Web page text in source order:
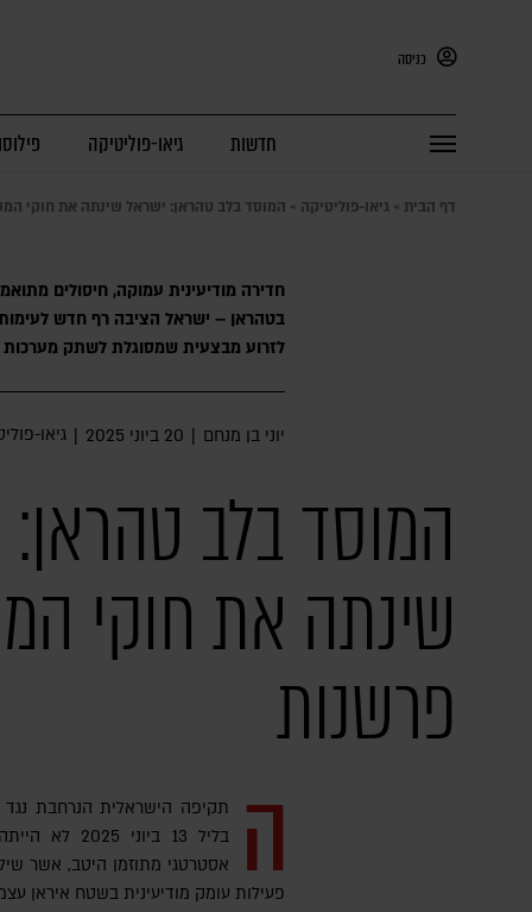
כניסה
חדשות גיאו-פוליטיקה
דף הבית » גיאו-פוליטיקה » המוסד בלב טהראן: ישראל שינתה את חוקי
חדירה מודיעינית עמוקה, חיסולים
בטהראן – ישראל הציבה רף חדש
לזרוע מבצעית שמסוגלת לשתק
יוני בן מנחם | 20 ביוני 2025 | גיאו-
המוסד בלב
שינתה את חוקי
פרשנות
ה
תקיפה הישראלית הנרחבת נגד
בליל 13
אסטרטגי מתוזמן היטב, אשר
פעילות עומק מודיעינית בשטח איראן